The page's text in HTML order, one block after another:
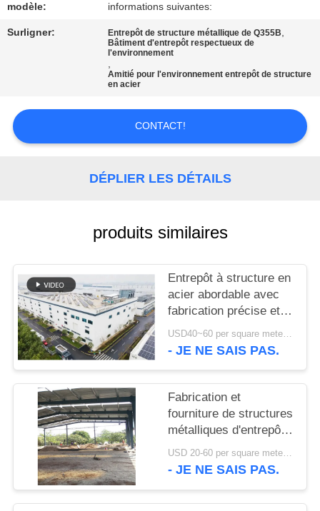
DE
L'USINE
CONTRÔLE
QUALITÉ
NOUS
CONTACTER
CAS
PLAN
DU
SITE
POLITIQUE
CONFIDENTIALITÉ
modèle:
informations suivantes:
Surligner: Entrepôt de structure métallique de Q355B,
Bâtiment d'entrepôt respectueux de
l'environnement
,
Amitié pour l'environnement entrepôt de structure
en acier
CONTACT!
DÉPLIER LES DÉTAILS
produits similaires
Entrepôt à structure en
acier abordable avec
fabrication précise et
solution de livraison
unique
USD40~60 per square meter MOQ:1000 sqm
- JE NE SAIS PAS.
Fabrication et
fourniture de structures
métalliques d'entrepôt
avec conception de
portiques
USD 20-60 per square meter MOQ:1000 M²
- JE NE SAIS PAS.